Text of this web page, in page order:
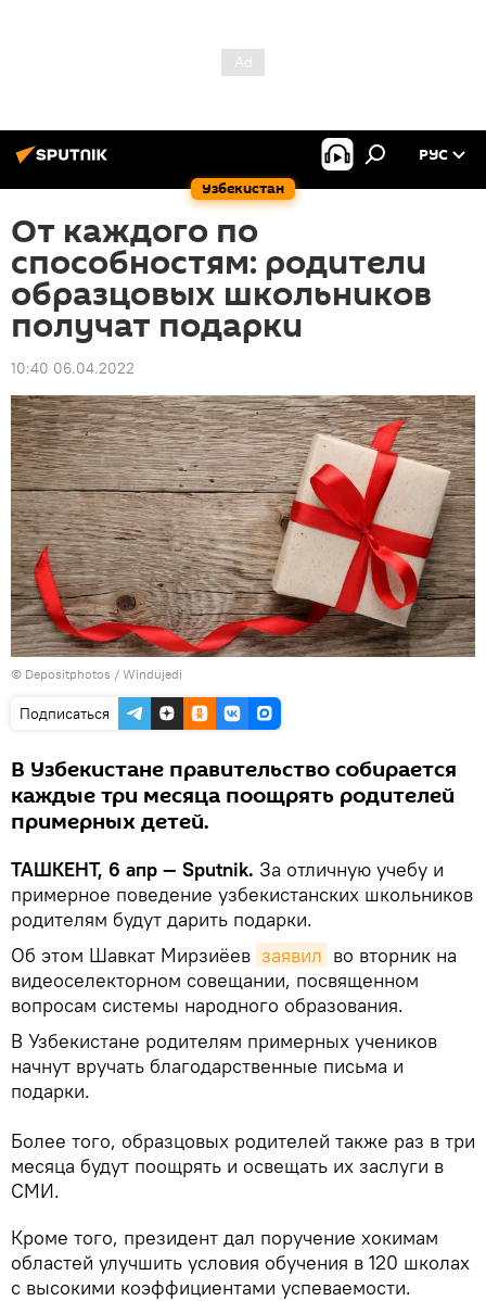
Узбекистан
РУС
От каждого по
способностям: родители
образцовых школьников
получат подарки
10:40 06.04.2022
© Depositphotos / Windujedi
Подписаться
В Узбекистане правительство собирается
каждые три месяца поощрять родителей
примерных детей.
ТАШКЕНТ, 6 апр — Sputnik. За отличную учебу и
примерное поведение узбекистанских школьников
родителям будут дарить подарки.
Об этом Шавкат Мирзиёев заявил во вторник на
видеоселекторном совещании, посвященном
вопросам системы народного образования.
В Узбекистане родителям примерных учеников
начнут вручать благодарственные письма и
подарки.
Более того, образцовых родителей также раз в три
месяца будут поощрять и освещать их заслуги в
СМИ.
Кроме того, президент дал поручение хокимам
областей улучшить условия обучения в 120 школах
с высокими коэффициентами успеваемости.